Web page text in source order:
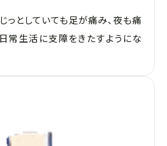
っとしていても足が痛み、夜も痛
常生活に支障をきたすようにな